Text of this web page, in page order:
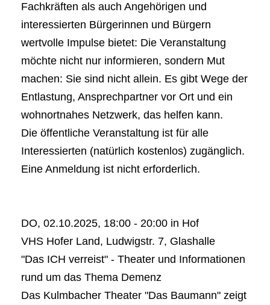
Fachkräften als auch Angehörigen und
interessierten Bürgerinnen und Bürgern
wertvolle Impulse bietet: Die Veranstaltung
möchte nicht nur informieren, sondern Mut
machen: Sie sind nicht allein. Es gibt Wege der
Entlastung, Ansprechpartner vor Ort und ein
wohnortnahes Netzwerk, das helfen kann.
Die öffentliche Veranstaltung ist für alle
Interessierten (natürlich kostenlos) zugänglich.
Eine Anmeldung ist nicht erforderlich.
DO, 02.10.2025, 18:00 - 20:00 in Hof
VHS Hofer Land, Ludwigstr. 7, Glashalle
"Das ICH verreist" - Theater und Informationen
rund um das Thema Demenz
Das Kulmbacher Theater "Das Baumann" zeigt